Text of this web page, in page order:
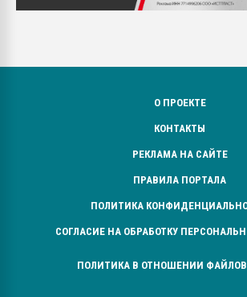
О ПРОЕКТЕ
КОНТАКТЫ
РЕКЛАМА НА САЙТЕ
ПРАВИЛА ПОРТАЛА
ПОЛИТИКА
СОГЛАСИЕ НА ОБРАБОТКУ
ПОЛИТИКА В ОТНОШЕНИИ ФАЙЛОВ